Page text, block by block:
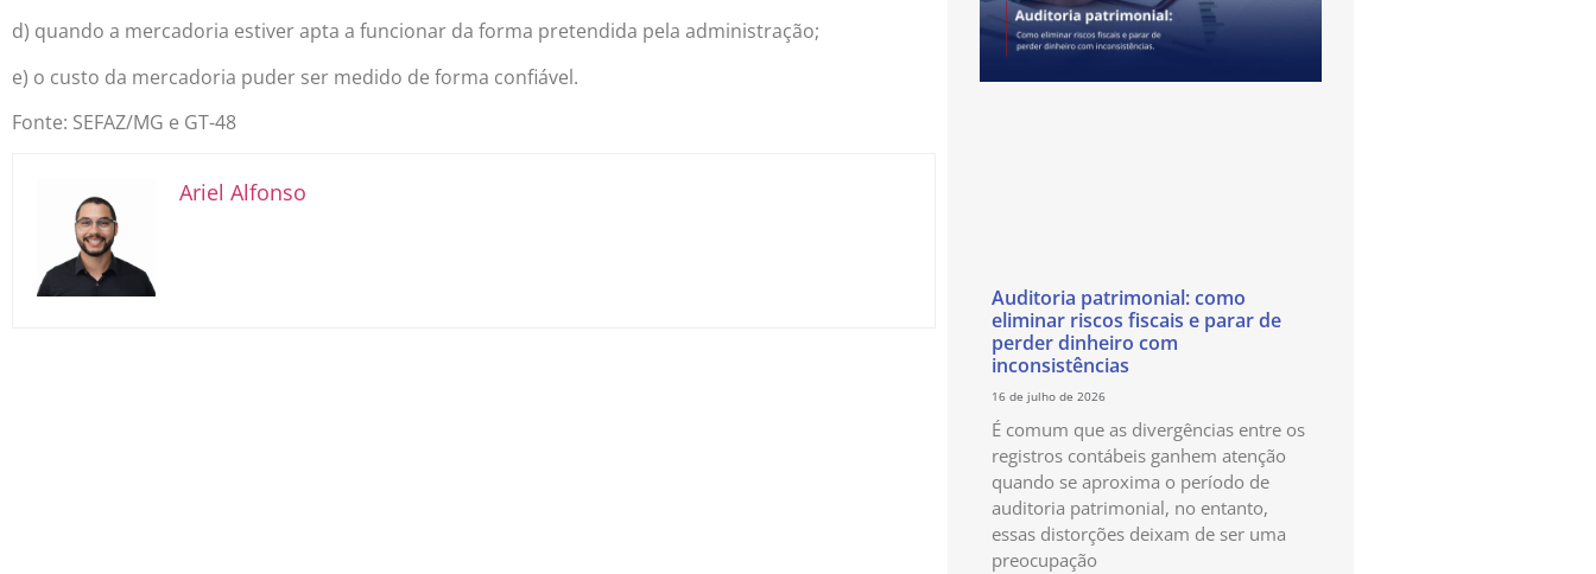
d) quando a mercadoria estiver apta a funcionar da forma pretendida pela administração;
e) o custo da mercadoria puder ser medido de forma confiável.
Fonte: SEFAZ/MG e GT-48
Ariel Alfonso
Auditoria patrimonial: como
eliminar riscos fiscais e parar de
perder dinheiro com
inconsistências
16 de julho de 2026
É comum que as divergências entre os
registros contábeis ganhem atenção
quando se aproxima o período de
auditoria patrimonial, no entanto,
essas distorções deixam de ser uma
preocupação